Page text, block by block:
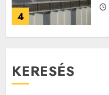
4
KERESÉS